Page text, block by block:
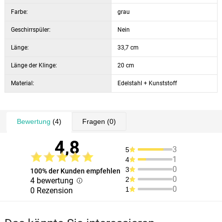
Farbe: grau
Geschirrspüler: Nein
Länge: 33,7 cm
Länge der Klinge: 20 cm
Material: Edelstahl + Kunststoff
Bewertung (4) Fragen (0)
4,8
100% der Kunden empfehlen
4 bewertung
0 Rezension
5 3
4 1
3 0
2 0
1 0